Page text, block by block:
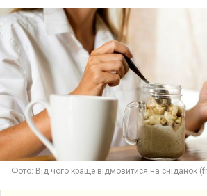
Фото: Від чого краще відмовитися на сніданок